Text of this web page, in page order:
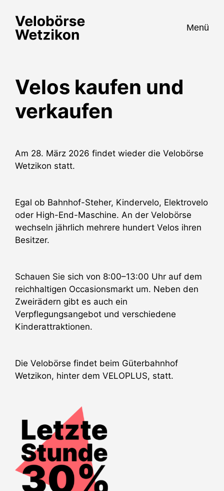
Menü
Velos kaufen und
verkaufen
Am 28. März 2026 findet wieder die Velobörse
Wetzikon statt.
Egal ob Bahnhof-Steher, Kindervelo, Elektrovelo
oder High-End-Maschine. An der Velobörse
wechseln jährlich mehrere hundert Velos ihren
Besitzer.
Schauen Sie sich von 8:00–13:00 Uhr auf dem
reichhaltigen Occasionsmarkt um. Neben den
Zweirädern gibt es auch ein
Verpflegungsangebot und verschiedene
Kinderattraktionen.
Die Velobörse findet beim Güterbahnhof
Wetzikon, hinter dem VELOPLUS, statt.